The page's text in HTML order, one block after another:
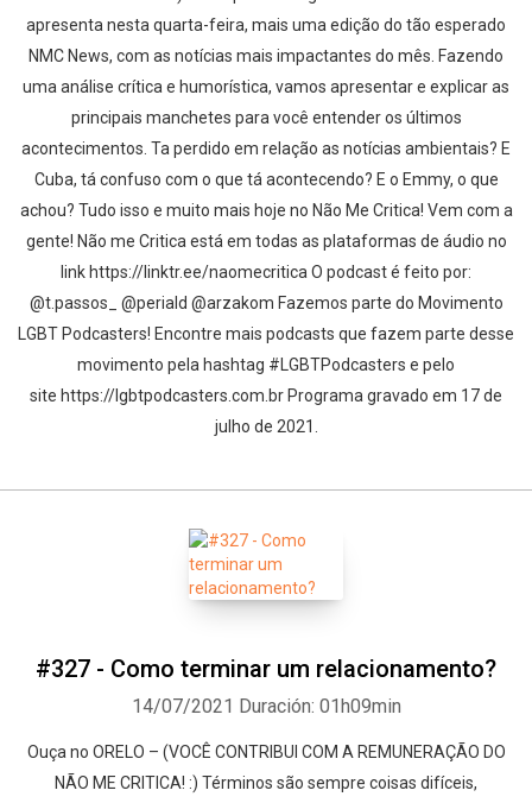
apresenta nesta quarta-feira, mais uma edição do tão esperado
NMC News, com as notícias mais impactantes do mês. Fazendo
uma análise crítica e humorística, vamos apresentar e explicar as
principais manchetes para você entender os últimos
acontecimentos. Ta perdido em relação as notícias ambientais? E
Cuba, tá confuso com o que tá acontecendo? E o Emmy, o que
achou? Tudo isso e muito mais hoje no Não Me Critica! Vem com a
gente! Não me Critica está em todas as plataformas de áudio no
link https://linktr.ee/naomecritica O podcast é feito por:
@t.passos_ @periald @arzakom Fazemos parte do Movimento
LGBT Podcasters! Encontre mais podcasts que fazem parte desse
movimento pela hashtag #LGBTPodcasters e pelo
site https://lgbtpodcasters.com.br Programa gravado em 17 de
julho de 2021.
#327 - Como terminar um relacionamento?
14/07/2021 Duración: 01h09min
Ouça no ORELO – (VOCÊ CONTRIBUI COM A REMUNERAÇÃO DO
NÃO ME CRITICA! :) Términos são sempre coisas difíceis,